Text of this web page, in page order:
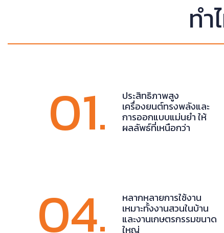
ท
01. ประสิทธิภาพสูง
เครื่องยนต์ทรงพลังและ
การออกแบบแม่นยำ ให้
ผลลัพธ์ที่เหนือกว่า
04. หลากหลายการใช้งาน
เหมาะทั้งงานสวนในบ้าน
และงานเกษตรกรรมขนาด
ใหญ่